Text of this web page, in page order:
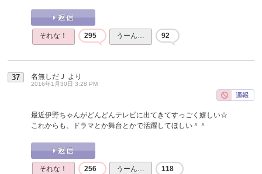
それな！ 295 うーん… 92
37 名無しだＪ より
2016年1月30日 3:28 PM
最近伊野ちゃんがどんどんテレビに出てきてすっごく嬉しい☆
これからも、ドラマとか舞台とかで活躍してほしい＾＾
それな！ 256 うーん… 118